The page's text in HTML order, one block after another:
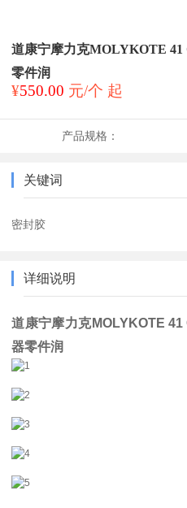
道康宁摩力克MOLYKOTE
零件润
¥550.00 元/个 起
产品规格：
关键词
密封胶
详细说明
道康宁摩力克MOLYKOTE
器零件润